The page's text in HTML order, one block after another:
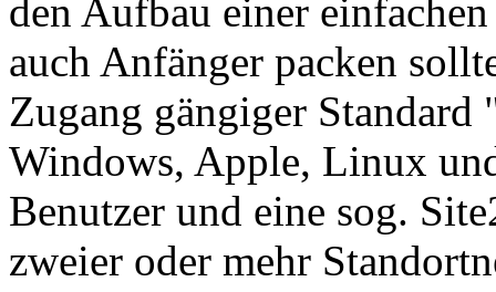
den Aufbau einer
auch Anfänger packen
Zugang gängiger
Windows, Apple, Linux
Benutzer und eine sog.
zweier oder mehr